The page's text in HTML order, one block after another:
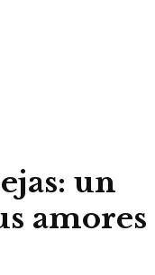
un
amores